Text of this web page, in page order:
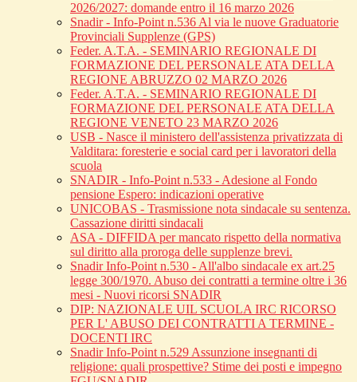
2026/2027: domande entro il 16 marzo 2026
Snadir - Info-Point n.536 Al via le nuove Graduatorie
Provinciali Supplenze (GPS)
Feder. A.T.A. - SEMINARIO REGIONALE DI
FORMAZIONE DEL PERSONALE ATA DELLA
REGIONE ABRUZZO 02 MARZO 2026
Feder. A.T.A. - SEMINARIO REGIONALE DI
FORMAZIONE DEL PERSONALE ATA DELLA
REGIONE VENETO 23 MARZO 2026
USB - Nasce il ministero dell'assistenza privatizzata di
Valditara: foresterie e social card per i lavoratori della
scuola
SNADIR - Info-Point n.533 - Adesione al Fondo
pensione Espero: indicazioni operative
UNICOBAS - Trasmissione nota sindacale su sentenza.
Cassazione diritti sindacali
ASA - DIFFIDA per mancato rispetto della normativa
sul diritto alla proroga delle supplenze brevi.
Snadir Info-Point n.530 - All'albo sindacale ex art.25
legge 300/1970. Abuso dei contratti a termine oltre i 36
mesi - Nuovi ricorsi SNADIR
DIP: NAZIONALE UIL SCUOLA IRC RICORSO
PER L' ABUSO DEI CONTRATTI A TERMINE -
DOCENTI IRC
Snadir Info-Point n.529 Assunzione insegnanti di
religione: quali prospettive? Stime dei posti e impegno